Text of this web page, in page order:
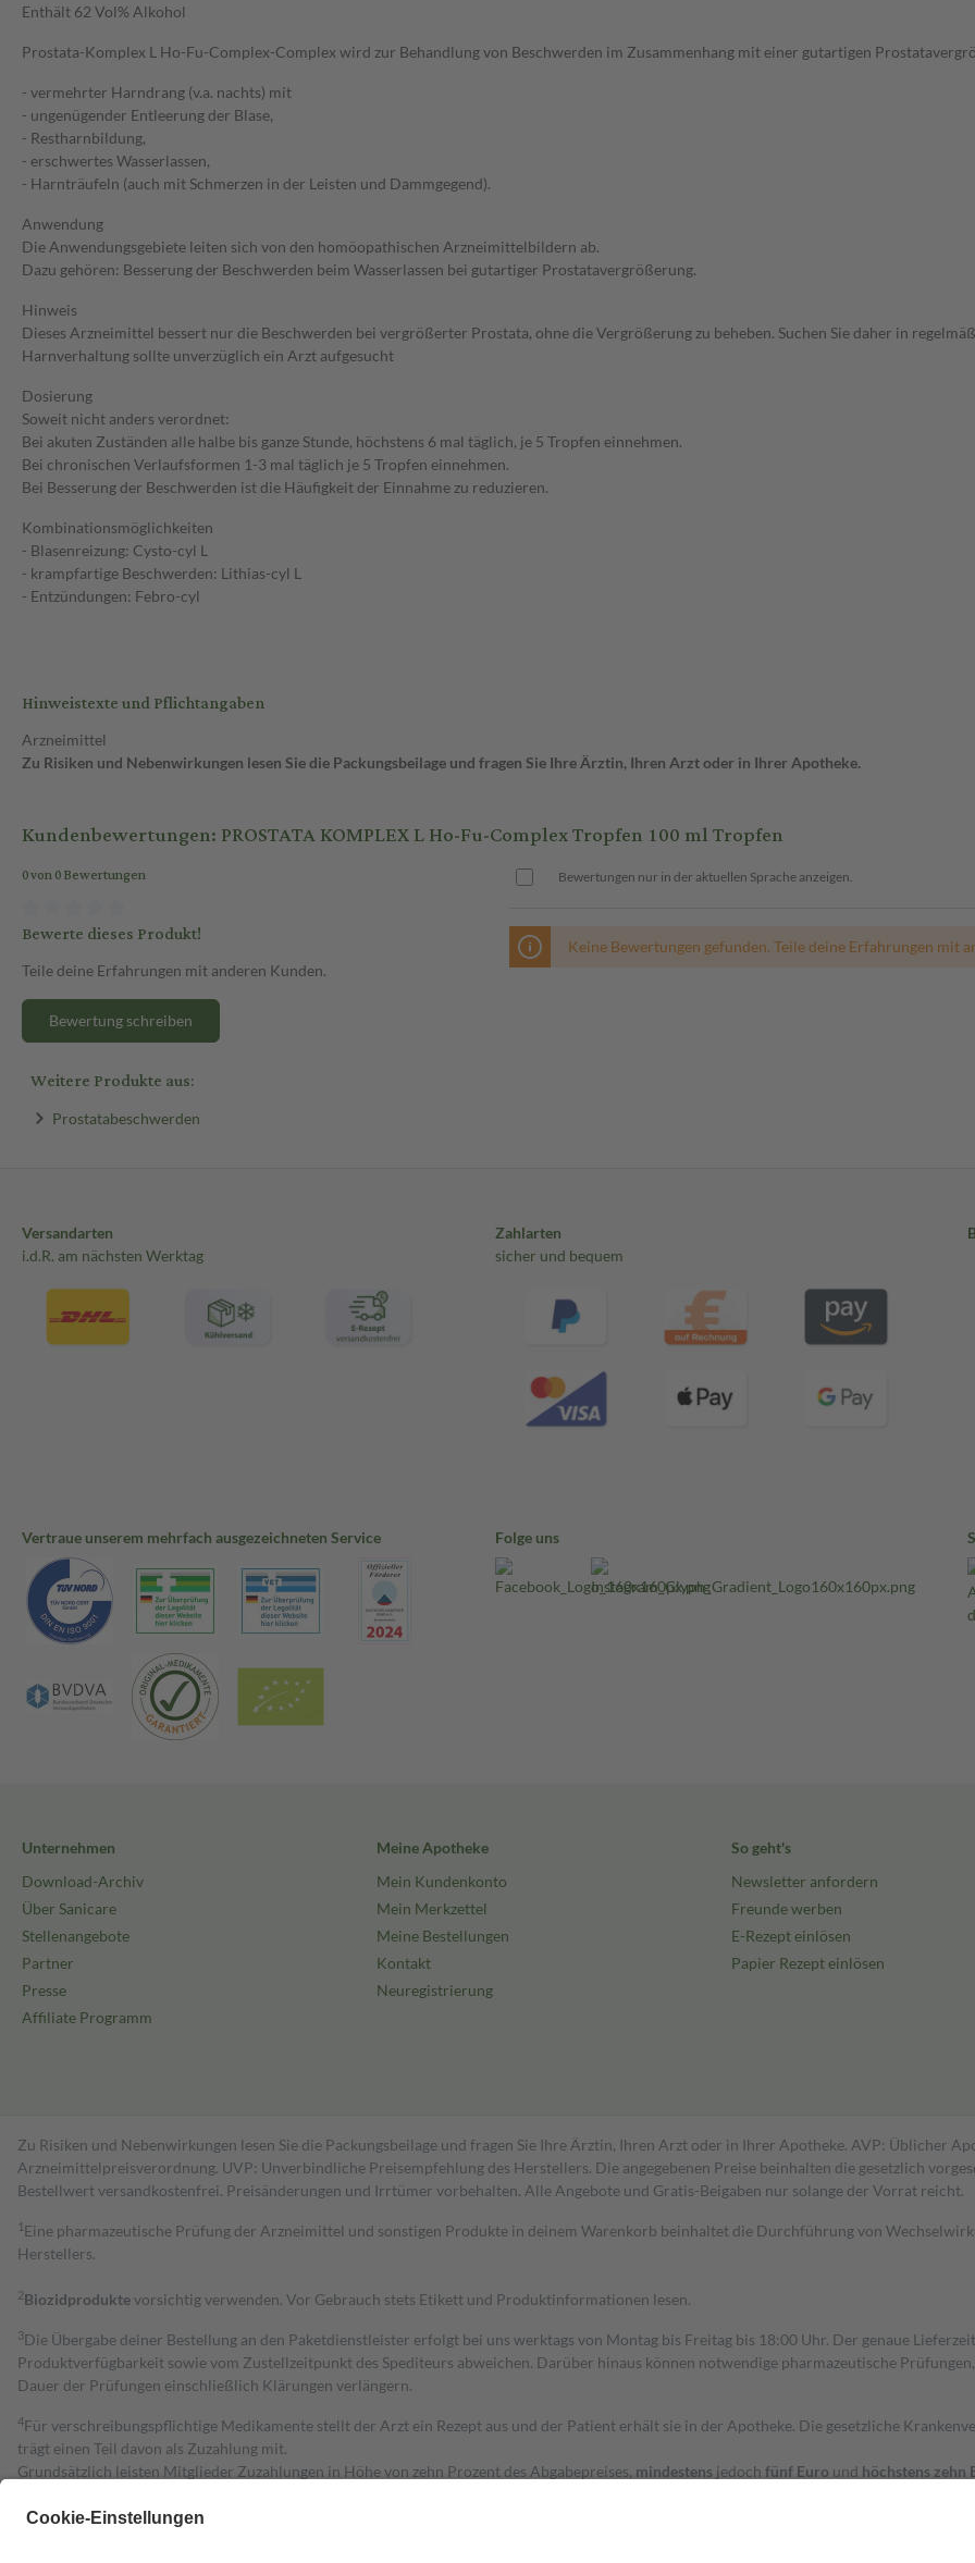
Enthält 62 Vol% Alkohol
Prostata-Komplex L Ho-Fu-Complex-Complex wird zur Behandlung von Beschwerden im Zusammenhang mit einer gutartigen
- vermehrter Harndrang (v.a. nachts) mit
- ungenügender Entleerung der Blase,
- Restharnbildung,
- erschwertes Wasserlassen,
- Harnträufeln (auch mit Schmerzen in der Leisten und Dammgegend).
Anwendung
Die Anwendungsgebiete leiten sich von den homöopathischen Arzneimittelbildern ab.
Dazu gehören: Besserung der Beschwerden beim Wasserlassen bei gutartiger Prostatavergrößerung.
Hinweis
Dieses Arzneimittel bessert nur die Beschwerden bei vergrößerter Prostata, ohne die Vergrößerung zu beheben. Suchen Sie daher in
Harnverhaltung sollte unverzüglich ein Arzt aufgesucht
Dosierung
Soweit nicht anders verordnet:
Bei akuten Zuständen alle halbe bis ganze Stunde, höchstens 6 mal täglich, je 5 Tropfen einnehmen.
Bei chronischen Verlaufsformen 1-3 mal täglich je 5 Tropfen einnehmen.
Bei Besserung der Beschwerden ist die Häufigkeit der Einnahme zu reduzieren.
Kombinationsmöglichkeiten
- Blasenreizung: Cysto-cyl L
- krampfartige Beschwerden: Lithias-cyl L
- Entzündungen: Febro-cyl
Hinweistexte und Pflichtangaben
Arzneimittel
Zu Risiken und Nebenwirkungen lesen Sie die Packungsbeilage und fragen Sie Ihre Ärztin, Ihren Arzt oder in Ihrer Apotheke.
Kundenbewertungen: PROSTATA KOMPLEX L Ho-Fu-Complex Tropfen 100 ml Tropfen
0 von 0 Bewertungen
Bewerte dieses Produkt!
Teile deine Erfahrungen mit anderen Kunden.
Bewertung schreiben
Bewertungen nur in der aktuellen Sprache anzeigen.
Keine Bewertungen gefunden. Teile deine Erfahrungen mit
Weitere Produkte aus:
Prostatabeschwerden
Versandarten
i.d.R. am nächsten Werktag
Zahlarten
sicher und bequem
Vertraue unserem mehrfach ausgezeichneten Service Folge uns
Unternehmen
Download-Archiv
Über Sanicare
Stellenangebote
Partner
Presse
Affiliate Programm
Meine Apotheke
Mein Kundenkonto
Mein Merkzettel
Meine Bestellungen
Kontakt
Neuregistrierung
So geht's
Newsletter anfordern
Freunde werben
E-Rezept einlösen
Papier Rezept einlösen
Zu Risiken und Nebenwirkungen lesen Sie die Packungsbeilage und fragen Sie Ihre Ärztin, Ihren Arzt oder in Ihrer Apotheke. AVP: Üblicher
Arzneimittelpreisverordnung. UVP: Unverbindliche Preisempfehlung des Herstellers. Die angegebenen Preise beinhalten die gesetzlich
Bestell­wert versand­kosten­frei. Preisänderungen und Irrtümer vorbehalten. Alle Angebote und Gratis-Beigaben nur solange der Vorrat reicht.
1 Eine pharmazeutische Prüfung der Arzneimittel und sonstigen Produkte in deinem Warenkorb beinhaltet die Durchführung von
Herstellers.
2Biozidproduktevorsichtig verwenden. Vor Gebrauch stets Etikett und Produktinformationen lesen.
3Die Übergabe deiner Bestellung an den Paketdienstleister erfolgt bei uns werktags von Montag bis Freitag bis 18:00 Uhr. Der genaue
Produktverfügbarkeit sowie vom Zustellzeitpunkt des Spediteurs abweichen. Darüber hinaus können notwendige pharmazeutische
Dauer der Prüfungen einschließlich Klärungen verlängern.
4Für verschreibungspflichtige Medikamente stellt der Arzt ein Rezept aus und der Patient erhält sie in der Apotheke. Die gesetzliche
trägt einen Teil davon als Zuzahlung mit.
Grundsätzlich leisten Mitglieder Zuzahlungen in Höhe von zehn Prozent des Abgabepreises, mindestens jedoch fünf Euro und höchstens zehn
Diese Regeln gelten grundsätzlich auch für Online-Apotheken.